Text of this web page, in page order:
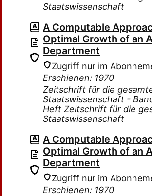
Staatswissenschaft
A Computable
Optimal Growth of an
Department
Zugriff nur im
Erschienen: 1970
Zeitschrift für die
Staatswissenschaft -
Heft Zeitschrift für die
Staatswissenschaft
A Computable
Optimal Growth of an
Department
Zugriff nur im
Erschienen: 1970